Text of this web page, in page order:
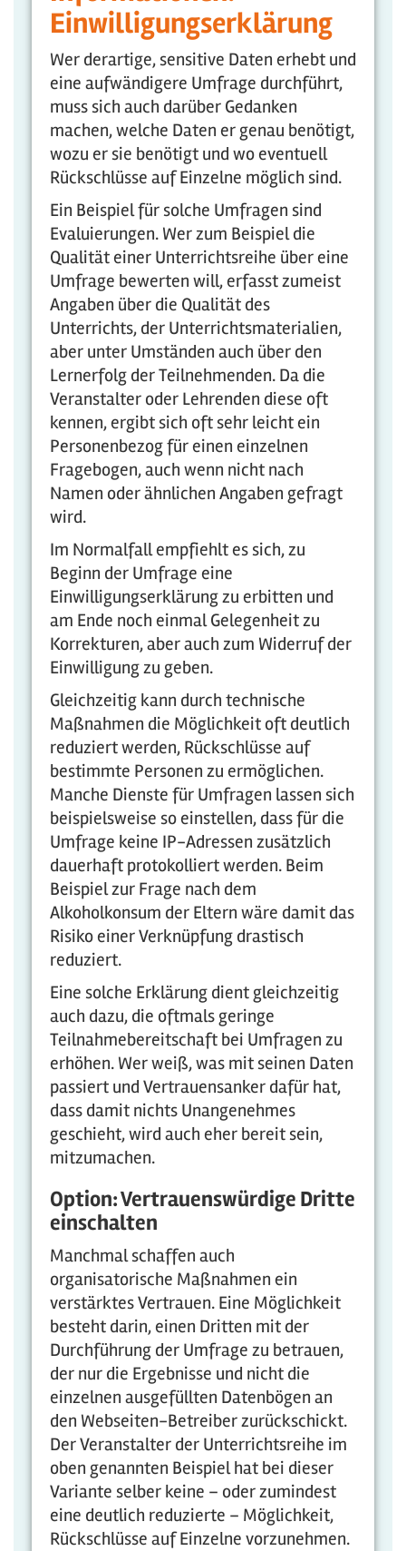
Einwilligungserklärung
Wer derartige, sensitive Daten erhebt und
eine aufwändigere Umfrage durchführt,
muss sich auch darüber Gedanken
machen, welche Daten er genau benötigt,
wozu er sie benötigt und wo eventuell
Rückschlüsse auf Einzelne möglich sind.
Ein Beispiel für solche Umfragen sind
Evaluierungen. Wer zum Beispiel die
Qualität einer Unterrichtsreihe über eine
Umfrage bewerten will, erfasst zumeist
Angaben über die Qualität des
Unterrichts, der Unterrichtsmaterialien,
aber unter Umständen auch über den
Lernerfolg der Teilnehmenden. Da die
Veranstalter oder Lehrenden diese oft
kennen, ergibt sich oft sehr leicht ein
Personenbezog für einen einzelnen
Fragebogen, auch wenn nicht nach
Namen oder ähnlichen Angaben gefragt
wird.
Im Normalfall empfiehlt es sich, zu
Beginn der Umfrage eine
Einwilligungserklärung zu erbitten und
am Ende noch einmal Gelegenheit zu
Korrekturen, aber auch zum Widerruf der
Einwilligung zu geben.
Gleichzeitig kann durch technische
Maßnahmen die Möglichkeit oft deutlich
reduziert werden, Rückschlüsse auf
bestimmte Personen zu ermöglichen.
Manche Dienste für Umfragen lassen sich
beispielsweise so einstellen, dass für die
Umfrage keine IP-Adressen zusätzlich
dauerhaft protokolliert werden. Beim
Beispiel zur Frage nach dem
Alkoholkonsum der Eltern wäre damit das
Risiko einer Verknüpfung drastisch
reduziert.
Eine solche Erklärung dient gleichzeitig
auch dazu, die oftmals geringe
Teilnahmebereitschaft bei Umfragen zu
erhöhen. Wer weiß, was mit seinen Daten
passiert und Vertrauensanker dafür hat,
dass damit nichts Unangenehmes
geschieht, wird auch eher bereit sein,
mitzumachen.
Option: Vertrauenswürdige Dritte
einschalten
Manchmal schaffen auch
organisatorische Maßnahmen ein
verstärktes Vertrauen. Eine Möglichkeit
besteht darin, einen Dritten mit der
Durchführung der Umfrage zu betrauen,
der nur die Ergebnisse und nicht die
einzelnen ausgefüllten Datenbögen an
den Webseiten-Betreiber zurückschickt.
Der Veranstalter der Unterrichtsreihe im
oben genannten Beispiel hat bei dieser
Variante selber keine – oder zumindest
eine deutlich reduzierte – Möglichkeit,
Rückschlüsse auf Einzelne vorzunehmen.